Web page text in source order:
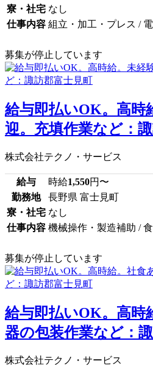
寮・社宅 なし
仕事内容 組立・加工・プレス /
募集が停止しています
給与即払いOK。高時
迎。充填作業など：
株式会社テクノ・サービス
給与 時給1,550円〜
勤務地
長野県 富士見町
寮・社宅 なし
仕事内容 機械操作・製造補助 /
募集が停止しています
給与即払いOK。高時
器の包装作業など：
株式会社テクノ・サービス